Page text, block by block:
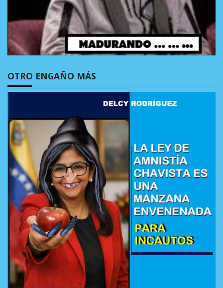
OTRO ENGAÑO MÁS